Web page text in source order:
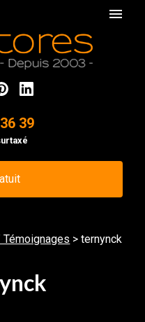
menu
39
>ternynck